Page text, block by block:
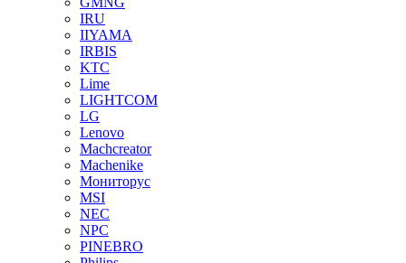
IRU
IIYAMA
IRBIS
KTC
Lime
LIGHTCOM
LG
Lenovo
Machcreator
Machenike
Мониторус
MSI
NEC
NPC
PINEBRO